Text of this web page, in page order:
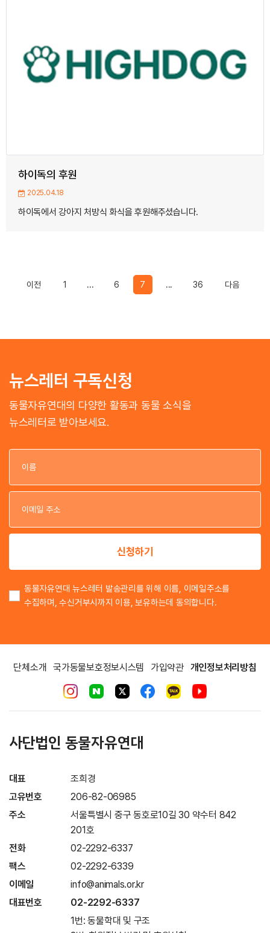
하이독의 후원
2025.04.18
하이독에서 강아지 처방식 화식을 후원해주셨습니다.
이전Previous
1 ... 6 7 ... 36 다음
뉴스레터 구독신청
동물자유연대의 다양한 활동과 동물 소식을
뉴스레터로 받아보세요.
이
이
신청하기
동물자유연대 뉴스레터 발송관리를 위해 이름, 이메일주소를
수집하며, 수신거부시까지 이용, 보유하는데 동의합니다.
단체소개 국가동물보호정보시스템 가입약관 개인정보처리방침
사단법인 동물자유연대
대표
조희경
고유번호
206-82-06985
주소
서울특별시 중구 동호로10길 30 약수터 842
201호
전화
02-2292-6337
팩스
02-2292-6339
이메일
info@animals.or.kr
대표번호
02-2292-6337
1번: 동물학대 및 구조